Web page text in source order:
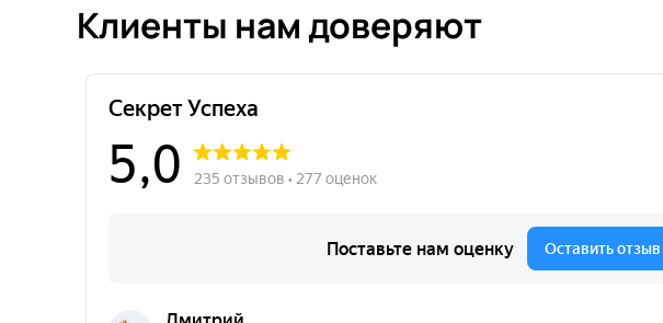
Клиенты нам доверяют